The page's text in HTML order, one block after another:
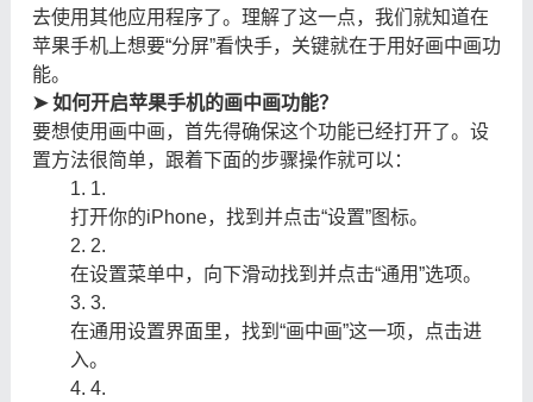
去使用其他应用程序了。理解了这一点，我们就知道在
苹果手机上想要“分屏”看快手，关键就在于用好画中画功
能。
➤ 如何开启苹果手机的画中画功能？
要想使用画中画，首先得确保这个功能已经打开了。设
置方法很简单，跟着下面的步骤操作就可以：
1.
打开你的iPhone，找到并点击“设置”图标。
2.
在设置菜单中，向下滑动找到并点击“通用”选项。
3.
在通用设置界面里，找到“画中画”这一项，点击进
入。
4.